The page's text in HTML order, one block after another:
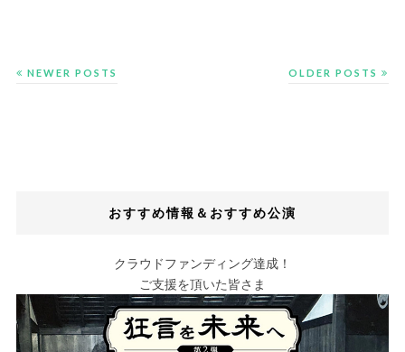
NEWER POSTS OLDER POSTS
おすすめ情報＆おすすめ公演
クラウドファンディング達成！
ご支援を頂いた皆さま